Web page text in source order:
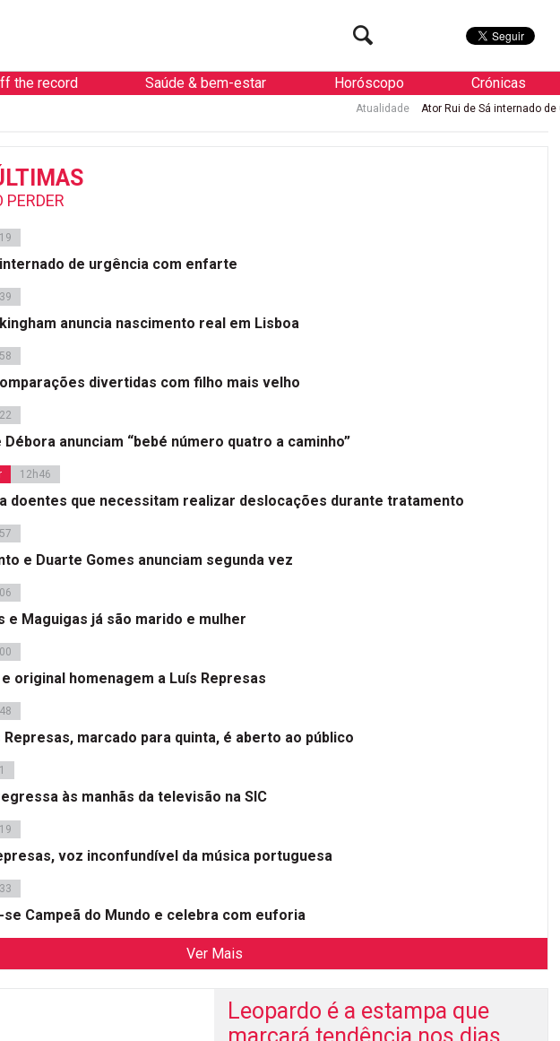
the record Saúde & bem-estar Horóscopo Crónicas
Ator Rui de Sá internado de urgência com
PERDER
de urgência com enfarte
anuncia nascimento real em Lisboa
divertidas com filho mais velho
Débora anunciam “bebé número quatro a caminho”
12h46
doentes que necessitam realizar deslocações durante tratamento
e Duarte Gomes anunciam segunda vez
e Maguigas já são marido e mulher
original homenagem a Luís Represas
marcado para quinta, é aberto ao público
às manhãs da televisão na SIC
voz inconfundível da música portuguesa
se Campeã do Mundo e celebra com euforia
Ver Mais
Leopardo é a estampa que